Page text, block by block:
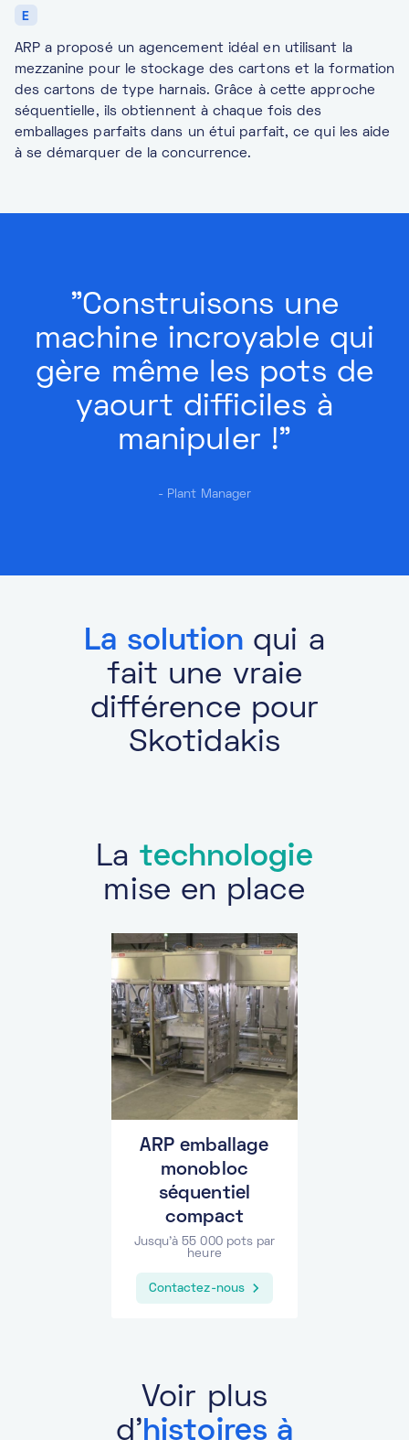
E
ARP a proposé un agencement idéal en utilisant la
mezzanine pour le stockage des cartons et la formation
des cartons de type harnais. Grâce à cette approche
séquentielle, ils obtiennent à chaque fois des
emballages parfaits dans un étui parfait, ce qui les aide
à se démarquer de la concurrence.
"Construisons une
machine incroyable qui
gère même les pots de
yaourt difficiles à
manipuler !"
- Plant Manager
La solution qui a
fait une vraie
différence pour
Skotidakis
La technologie
mise en place
ARP emballage
monobloc
séquentiel
compact
Jusqu'à 55 000 pots par
heure
Contactez-nous
Voir plus
d'histoires à